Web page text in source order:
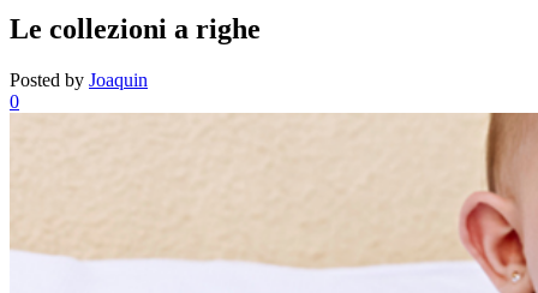
Le collezioni a righe
Posted by Joaquin
0